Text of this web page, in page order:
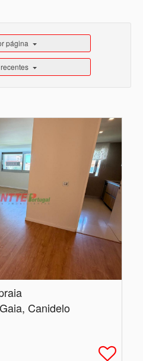
página
Canidelo